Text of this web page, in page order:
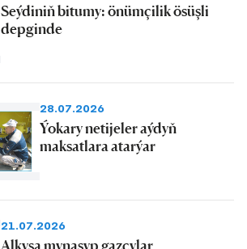
Seýdiniň bitumy: önümçilik ösüşli
depginde
28.07.2026
Ýokary netijeler aýdyň
maksatlara atarýar
21.07.2026
Alkyşa mynasyp gazçylar